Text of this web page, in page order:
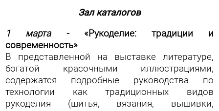
Зал каталогов
1 марта -«Рукоделие: традиции и
современность»
В представленной на выставке литературе,
богатой красочными иллюстрациями,
содержатся подробные руководства по
технологии как традиционных видов
рукоделия (шитья, вязания, вышивки,